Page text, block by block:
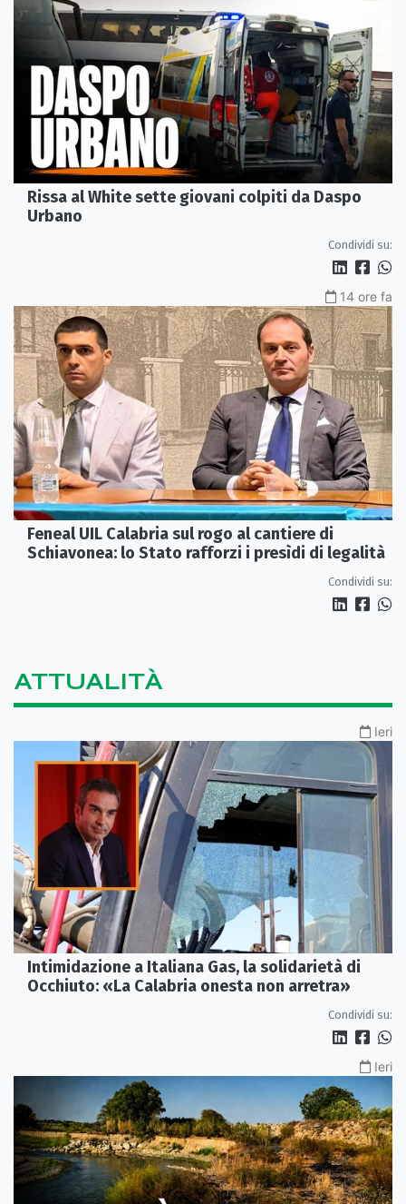
Rissa al White sette giovani colpiti da Daspo
Urbano
Condividi su:
14 ore fa
Feneal UIL Calabria sul rogo al cantiere di
Schiavonea: lo Stato rafforzi i presìdi di legalità
Condividi su:
ATTUALITÀ
Ieri
Intimidazione a Italiana Gas, la solidarietà di
Occhiuto: «La Calabria onesta non arretra»
Condividi su:
Ieri